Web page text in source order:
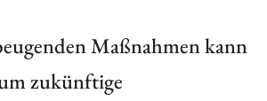
Maßnahmen kann
zukünftige